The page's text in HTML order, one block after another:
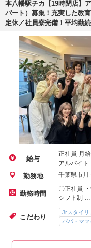
本八幡駅チカ【19時閉店】
パート）募集！充実した教
定休／社員寮完備！平均勤
給与
正社員-月
アルバイト
勤務地 千葉県市川
勤務時間
〇正社員
シフト制 …
こだわり
Jrスタイリ
パパ・マ